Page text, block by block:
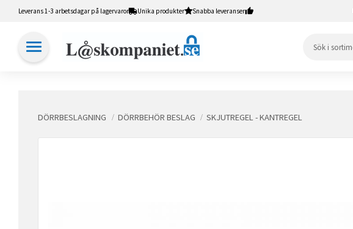
Leverans 1-3 arbetsdagar på lagervaror Unika produkter Snabba leveranser
DÖRRBESLAGNING DÖRRBEHÖR BESLAG SKJUTREGEL - KANTREGEL